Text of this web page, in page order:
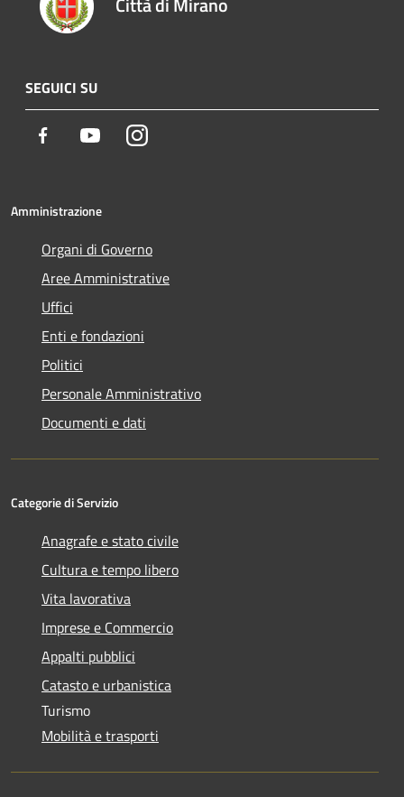
SEGUICI SU
Facebook YoutubeInstagram
Amministrazione
Organi di Governo
Aree Amministrative
Uffici
Enti e fondazioni
Politici
Personale Amministrativo
Documenti e dati
Categorie di Servizio
Anagrafe e stato civile
Cultura e tempo libero
Vita lavorativa
Imprese e Commercio
Appalti pubblici
Catasto e urbanistica
Turismo
Mobilità e trasporti